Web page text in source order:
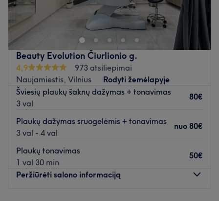
Nauja jauki grožio studija Naujamiestyje, kurioje Jūsų
laukia profesionalūs meistrai, gera nuotaika ir visos
populiariausios grožio procedūros.
Atidaryti salono profilį
Beauty Evolution Čiurlionio g.
4,9
973 atsiliepimai
Naujamiestis, Vilnius
Rodyti žemėlapyje
Šviesių plaukų šaknų dažymas + tonavimas
3 val
80€
Plaukų dažymas sruogelėmis + tonavimas
3 val - 4 val
nuo 80€
Plaukų tonavimas
1 val 30 min
50€
Peržiūrėti salono informaciją